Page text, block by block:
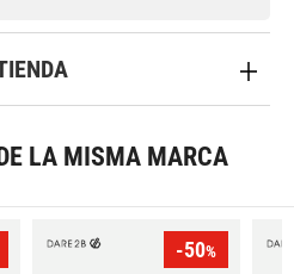
LA MISMA MARCA
-50%